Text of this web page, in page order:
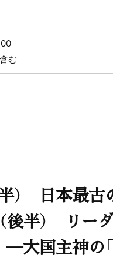
む
半） 日本最古
（後半） リー
―大国主神の